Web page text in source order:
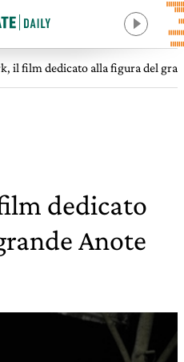
il film dedicato alla figura del
dedicato
Anote